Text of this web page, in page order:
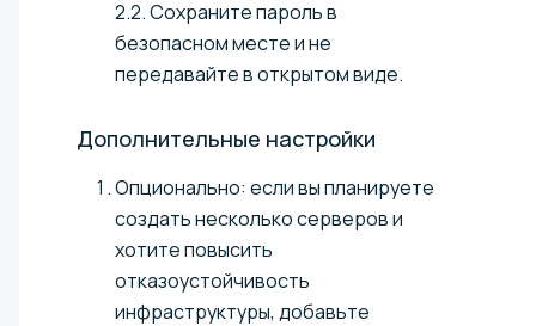
2.2. Сохраните пароль в
безопасном месте и не
передавайте в открытом виде.
Дополнительные настройки
Опционально: если вы планируете
создать несколько серверов и
хотите повысить
отказоустойчивость
инфраструктуры, добавьте